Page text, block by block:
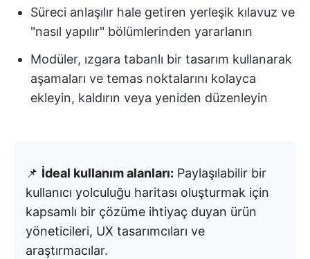
Süreci anlaşılır hale getiren yerleşik kılavuz ve
"nasıl yapılır" bölümlerinden yararlanın
Modüler, ızgara tabanlı bir tasarım kullanarak
aşamaları ve temas noktalarını kolayca
ekleyin, kaldırın veya yeniden düzenleyin
📌 İdeal kullanım alanları: Paylaşılabilir bir
kullanıcı yolculuğu haritası oluşturmak için
kapsamlı bir çözüme ihtiyaç duyan ürün
yöneticileri, UX tasarımcıları ve
araştırmacılar.